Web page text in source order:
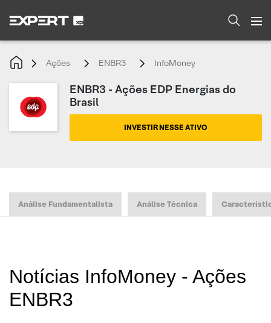
Ações ENBR3 InfoMoney
ENBR3 - Ações EDP Energias do
Brasil
INVESTIR NESSE ATIVO
Análise Fundamentalista Análise Técnica
Notícias InfoMoney - Ações
ENBR3